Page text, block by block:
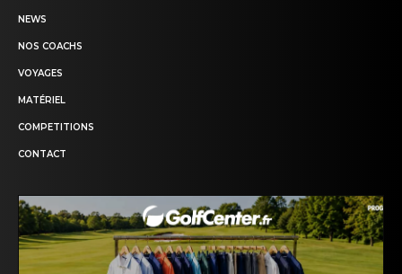
NEWS
NOS COACHS
VOYAGES
MATÉRIEL
COMPETITIONS
CONTACT